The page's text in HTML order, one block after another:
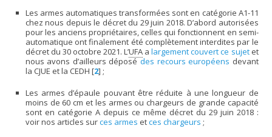
Les armes automatiques transformées sont en catégorie A1-11
chez nous depuis le décret du 29 juin 2018. D’abord autorisées
pour les anciens propriétaires, celles qui fonctionnent en semi-
automatique ont finalement été complètement interdites par le
décret du 30 octobre 2021. L’UFA alargement couvert ce sujetet
nous avons d’ailleurs déposédes recours européens devant
la CJUE et la CEDH [2] ;
Les armes d’épaule pouvant être réduite à une longueur de
moins de 60 cm et les armes ou chargeurs de grande capacité
sont en catégorie A depuis ce même décret du 29 juin 2018 :
voir nos articles surces armes etces chargeurs ;